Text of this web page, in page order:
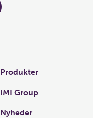
Produkter
IMI Group
Nyheder